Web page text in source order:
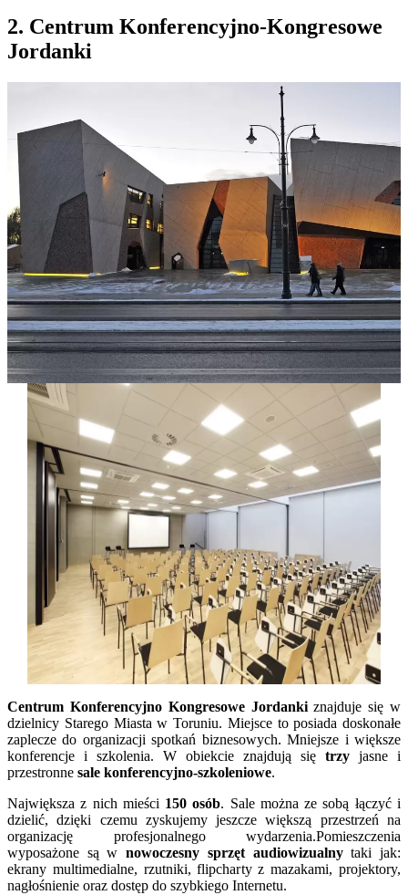
2. Centrum Konferencyjno-Kongresowe
Jordanki
Centrum Konferencyjno Kongresowe Jordankiznajduje się w
dzielnicy Starego Miasta w Toruniu. Miejsce to posiada doskonałe
zaplecze do organizacji spotkań biznesowych. Mniejsze i większe
konferencje i szkolenia. W obiekcie znajdują się trzy jasne i
przestronne sale konferencyjno-szkoleniowe.
Największa z nich mieści 150 osób. Sale można ze sobą łączyć i
dzielić, dzięki czemu zyskujemy jeszcze większą przestrzeń na
organizację profesjonalnego wydarzenia.Pomieszczenia
wyposażone są wnowoczesny sprzęt audiowizualnytaki jak:
ekrany multimedialne, rzutniki, flipcharty z mazakami, projektory,
nagłośnienie oraz dostęp do szybkiego Internetu.